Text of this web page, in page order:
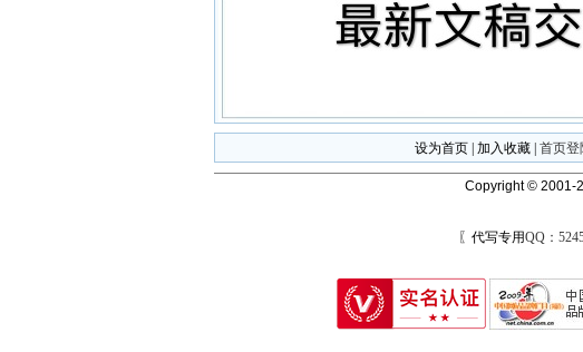
设为首页 加入收藏 首页登
Copyright © 2001-
〖代写专用QQ：